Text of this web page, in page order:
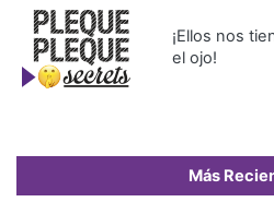
¡Ellos nos
el ojo!
Más